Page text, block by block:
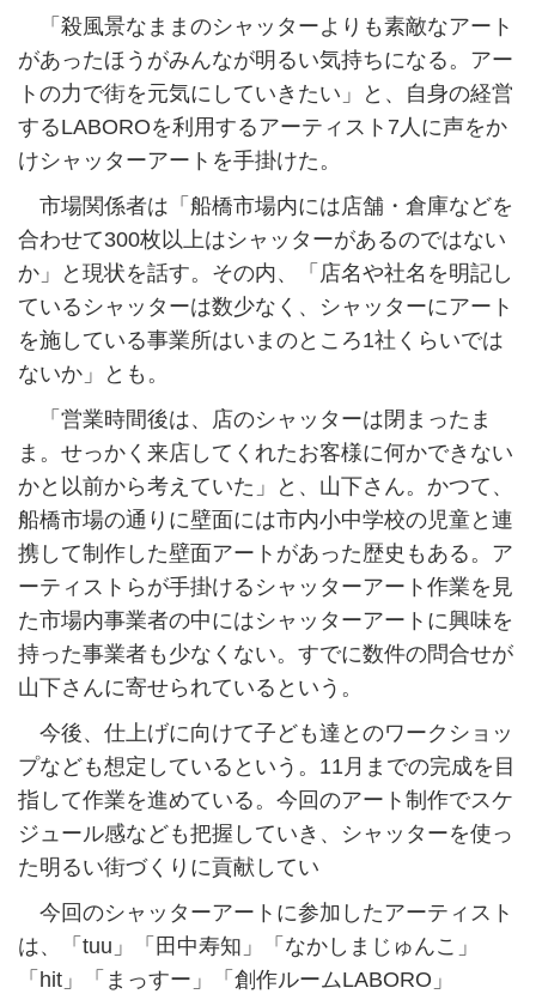
「殺風景なままのシャッターよりも素敵なアート
があったほうがみんなが明るい気持ちになる。アー
トの力で街を元気にしていきたい」と、自身の経営
するLABOROを利用するアーティスト7人に声をか
けシャッターアートを手掛けた。
市場関係者は「船橋市場内には店舗・倉庫などを
合わせて300枚以上はシャッターがあるのではない
か」と現状を話す。その内、「店名や社名を明記し
ているシャッターは数少なく、シャッターにアート
を施している事業所はいまのところ1社くらいでは
ないか」とも。
「営業時間後は、店のシャッターは閉まったま
ま。せっかく来店してくれたお客様に何かできない
かと以前から考えていた」と、山下さん。かつて、
船橋市場の通りに壁面には市内小中学校の児童と連
携して制作した壁面アートがあった歴史もある。ア
ーティストらが手掛けるシャッターアート作業を見
た市場内事業者の中にはシャッターアートに興味を
持った事業者も少なくない。すでに数件の問合せが
山下さんに寄せられているという。
今後、仕上げに向けて子ども達とのワークショッ
プなども想定しているという。11月までの完成を目
指して作業を進めている。今回のアート制作でスケ
ジュール感なども把握していき、シャッターを使っ
た明るい街づくりに貢献してい
今回のシャッターアートに参加したアーティスト
は、「tuu」「田中寿知」「なかしまじゅんこ」
「hit」「まっすー」「創作ルームLABORO」